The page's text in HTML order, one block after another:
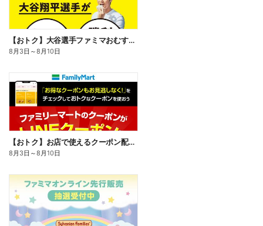
【おトク】大谷選手ファミマおむすび割
8月3日 ～8月10日
【おトク】お店で使えるクーポン配信中
8月3日 ～8月10日